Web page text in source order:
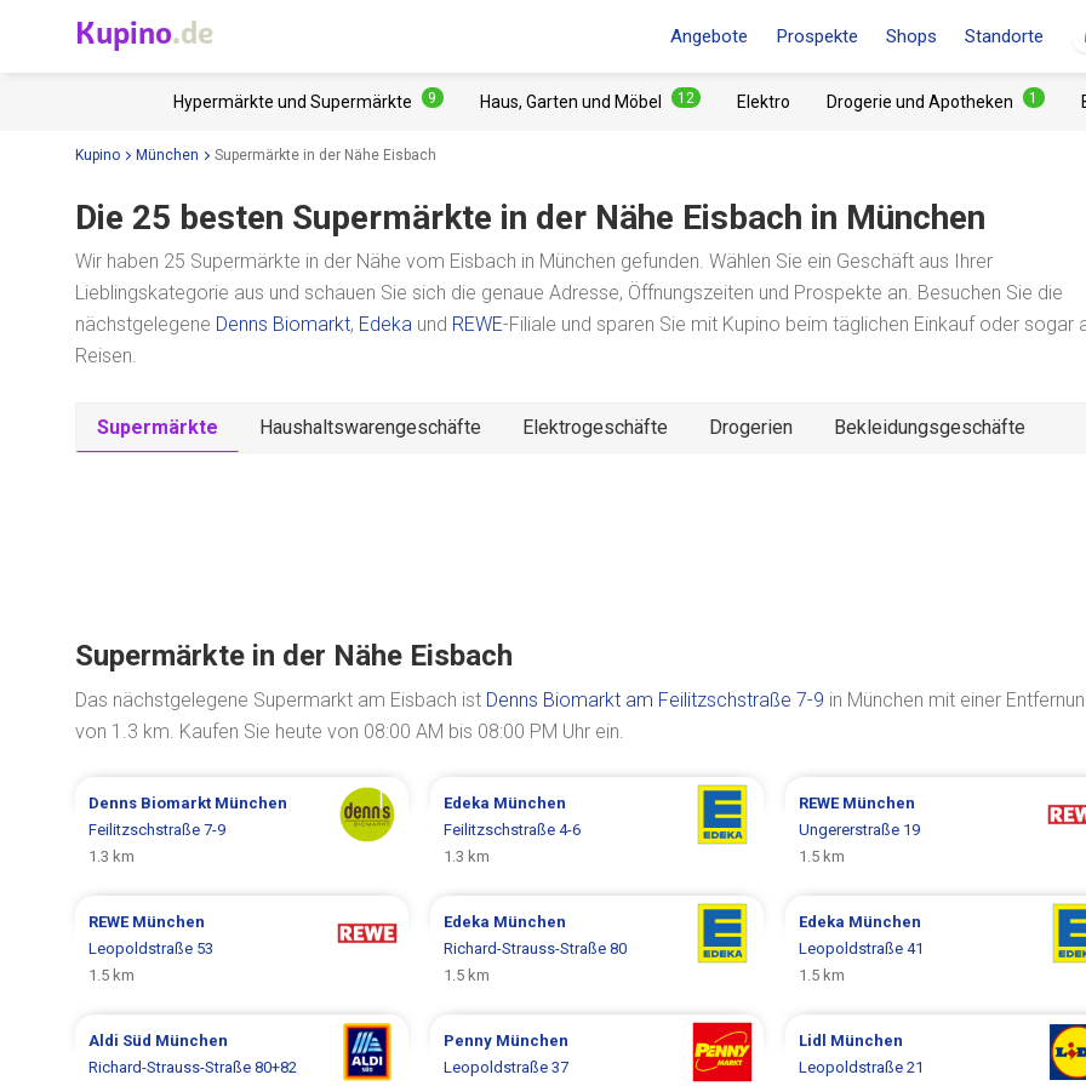
Kupino.de Angebote Prospekte Shops Standorte
Hypermärkte und Supermärkte 9 Haus, Garten und Möbel 12 Elektro Drogerie und Apotheken 1
Kupino München Supermärkte in der Nähe Eisbach
Die 25 besten Supermärkte in der Nähe Eisbach in München
Wir haben 25 Supermärkte in der Nähe vom Eisbach in München gefunden. Wählen Sie ein Geschäft aus Ihrer
Lieblingskategorie aus und schauen Sie sich die genaue Adresse, Öffnungszeiten und Prospekte an. Besuchen Sie die
nächstgelegene Denns Biomarkt, Edeka und REWE-Filiale und sparen Sie mit Kupino beim täglichen Einkauf oder sogar
Reisen.
Supermärkte Haushaltswarengeschäfte Elektrogeschäfte Drogerien Bekleidungsgeschäfte
Supermärkte in der Nähe Eisbach
Das nächstgelegene Supermarkt am Eisbach ist Denns Biomarkt am Feilitzschstraße 7-9 in München mit einer
von 1.3 km. Kaufen Sie heute von 08:00 AM bis 08:00 PM Uhr ein.
Denns Biomarkt München
Feilitzschstraße 7-9
1.3 km
Edeka München
Feilitzschstraße 4-6
1.3 km
REWE München
Ungererstraße 19
1.5 km
REWE München
Leopoldstraße 53
1.5 km
Edeka München
Richard-Strauss-Straße 80
1.5 km
Edeka München
Leopoldstraße 41
1.5 km
Aldi Süd München
Richard-Strauss-Straße 80+82
Penny München
Leopoldstraße 37
Lidl München
Leopoldstraße 21